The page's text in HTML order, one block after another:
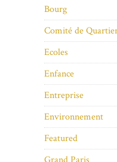
Bourg
Comité de
Ecoles
Enfance
Entreprise
Environnement
Featured